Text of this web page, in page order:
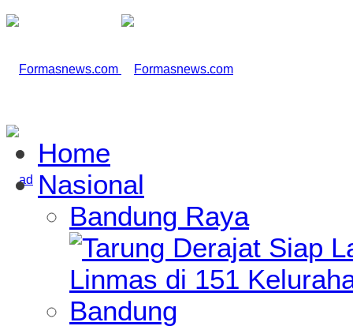
Home
Nasional
Bandung Raya